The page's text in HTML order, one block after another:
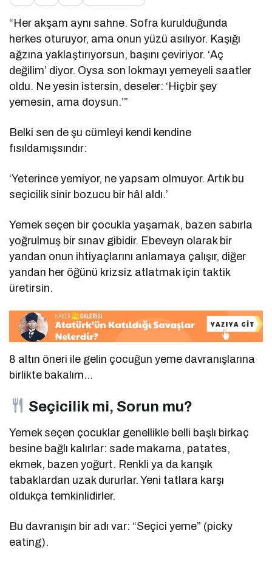
“Her akşam aynı sahne. Sofra kurulduğunda
herkes oturuyor, ama onun yüzü asılıyor. Kaşığı
ağzına yaklaştırıyorsun, başını çeviriyor. ‘Aç
değilim’ diyor. Oysa son lokmayı yemeyeli saatler
oldu. Ne yesin istersin, deseler: ‘Hiçbir şey
yemesin, ama doysun.’”
Belki sen de şu cümleyi kendi kendine
fısıldamışsındır:
‘Yeterince yemiyor, ne yapsam olmuyor. Artık bu
seçicilik sinir bozucu bir hâl aldı.’
Yemek seçen bir çocukla yaşamak, bazen sabırla
yoğrulmuş bir sınav gibidir. Ebeveyn olarak bir
yandan onun ihtiyaçlarını anlamaya çalışır, diğer
yandan her öğünü krizsiz atlatmak için taktik
üretirsin.
8 altın öneri ile gelin çocuğun yeme davranışlarına
birlikte bakalım…
Seçicilik mi, Sorun mu?
Yemek seçen çocuklar genellikle belli başlı birkaç
besine bağlı kalırlar: sade makarna, patates,
ekmek, bazen yoğurt. Renkli ya da karışık
tabaklardan uzak dururlar. Yeni tatlara karşı
oldukça temkinlidirler.
Bu davranışın bir adı var: “Seçici yeme” (picky
eating).